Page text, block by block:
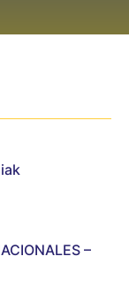
–